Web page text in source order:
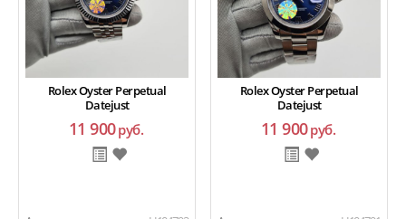
Rolex Oyster Perpetual
Datejust
11 900руб.
Rolex Oyster Perpetual
Datejust
11 900руб.